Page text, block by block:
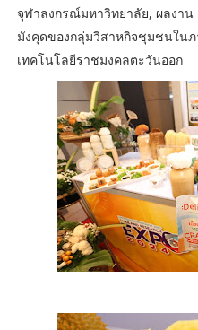
จุฬาลงกรณ์มหาวิทยาลัย, ผลงา
มังคุดของกลุ่มวิสาหกิจชุมชนใน
เทคโนโลยีราชมงคลตะวันออก